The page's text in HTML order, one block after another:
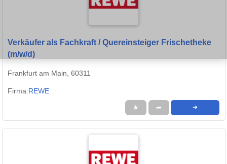
Verkäufer als Fachkraft / Quereinsteiger Frischetheke
(m/w/d)
Frankfurt am Main, 60311
Firma:REWE
★ ➦ ➜